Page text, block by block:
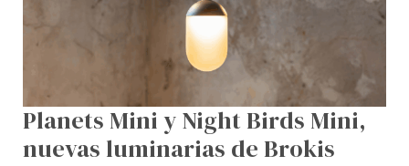
Planets Mini y Night Birds Mini,
nuevas luminarias de Brokis